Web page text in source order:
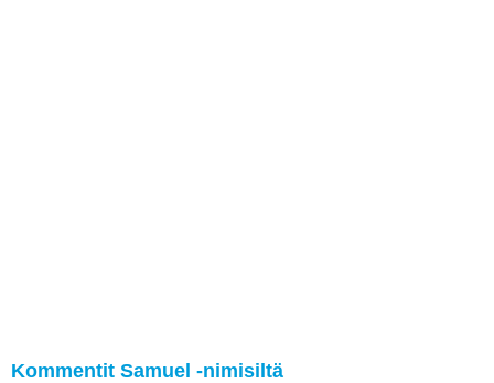
Kommentit Samuel -nimisiltä